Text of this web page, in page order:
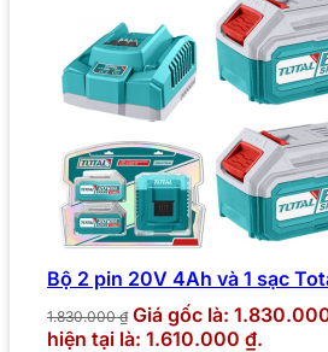
Bộ 2 pin 20V 4Ah và 1 sạc
1.830.000₫ Giá gốc là:
hiện tại là: 1.610.000 ₫.